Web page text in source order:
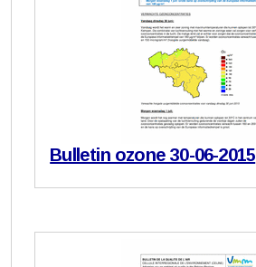
Bulletin ozone 30-06-2015